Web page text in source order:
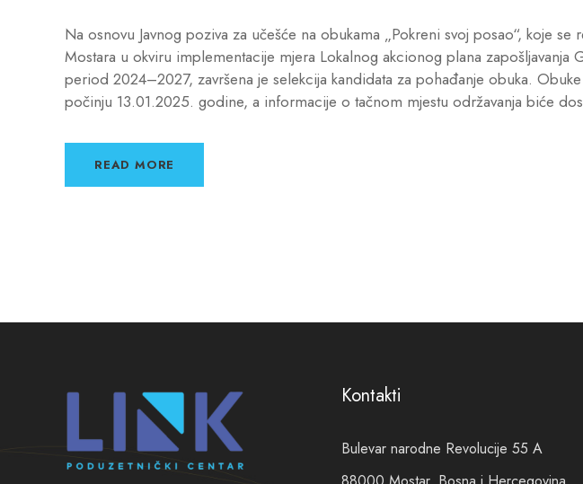
Na osnovu Javnog poziva za učešće na obukama „Pokreni svoj posao“, koje
Mostara u okviru implementacije mjera Lokalnog akcionog plana zapošljavanja
period 2024–2027, završena je selekcija kandidata za pohađanje obuka.
počinju 13.01.2025. godine, a informacije o tačnom mjestu održavanja biće
READ MORE
Kontakti
Bulevar narodne Revolucije 55 A